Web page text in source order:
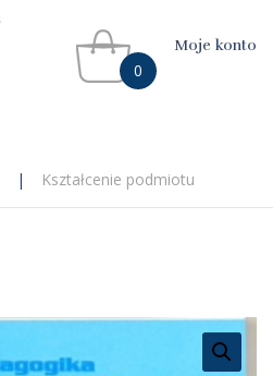
0
Moje konto
| Kształcenie podmiotu